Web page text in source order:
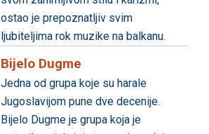
ostao je prepoznatljiv svim
ljubiteljima rok muzike na balkanu.
Bijelo Dugme
Jedna od grupa koje su harale
Jugoslavijom pune dve decenije.
Bijelo Dugme je grupa koja je